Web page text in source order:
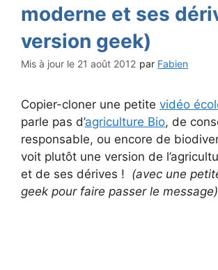
moderne et ses
version geek)
21 août 2012 par Fabien
Copier-cloner une petite vidéo
parle pas d’agriculture Bio, de
responsable, ou encore de
voit plutôt une version de
et de ses dérives ! (avec une
geek pour faire passer le message)